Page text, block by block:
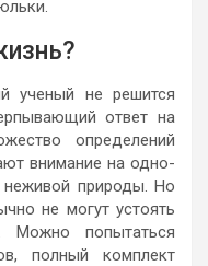
ученый не решится
ответ на
определений
внимание на одно-
неживой природы. Но
не могут устоять
Можно попытаться
полный комплект